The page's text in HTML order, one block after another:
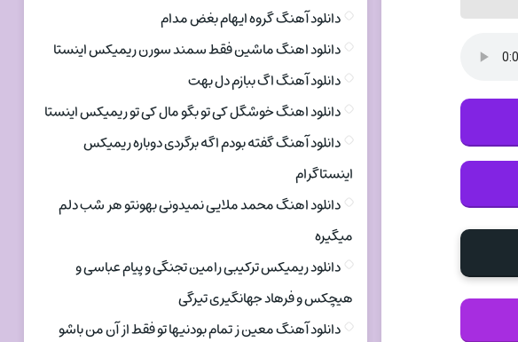
دانلود آهنگ گروه ایهام بغض مدام
دانلود اهنگ ماشین فقط سمند سورن ریمیکس اینستا
دانلود آهنگ اگ ببازم دل بهت
دانلود اهنگ خوشگل کی تو بگو مال کی تو ریمیکس اینستا
دانلود آهنگ گفته بودم اگه برگردی دوباره ریمیکس
اینستاگرام
دانلود اهنگ محمد ملایی نمیدونی بهونتو هر شب دلم
میگیره
دانلود ریمیکس ترکیبی رامین تجنگی و پیام عباسی و
هیچکس و فرهاد جهانگیری تیرگی
دانلود آهنگ معین ز تمام بودنیها تو فقط از آن من باشو